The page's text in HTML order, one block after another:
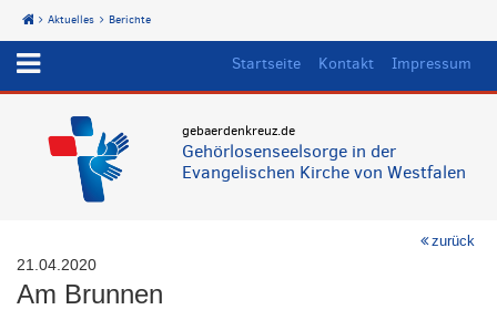
Start
Aktuelles Berichte
Startseite Kontakt Impressum
gebaerdenkreuz.de
Gehörlosenseelsorge in der
Evangelischen Kirche von Westfalen
zurück
21.04.2020
Am Brunnen